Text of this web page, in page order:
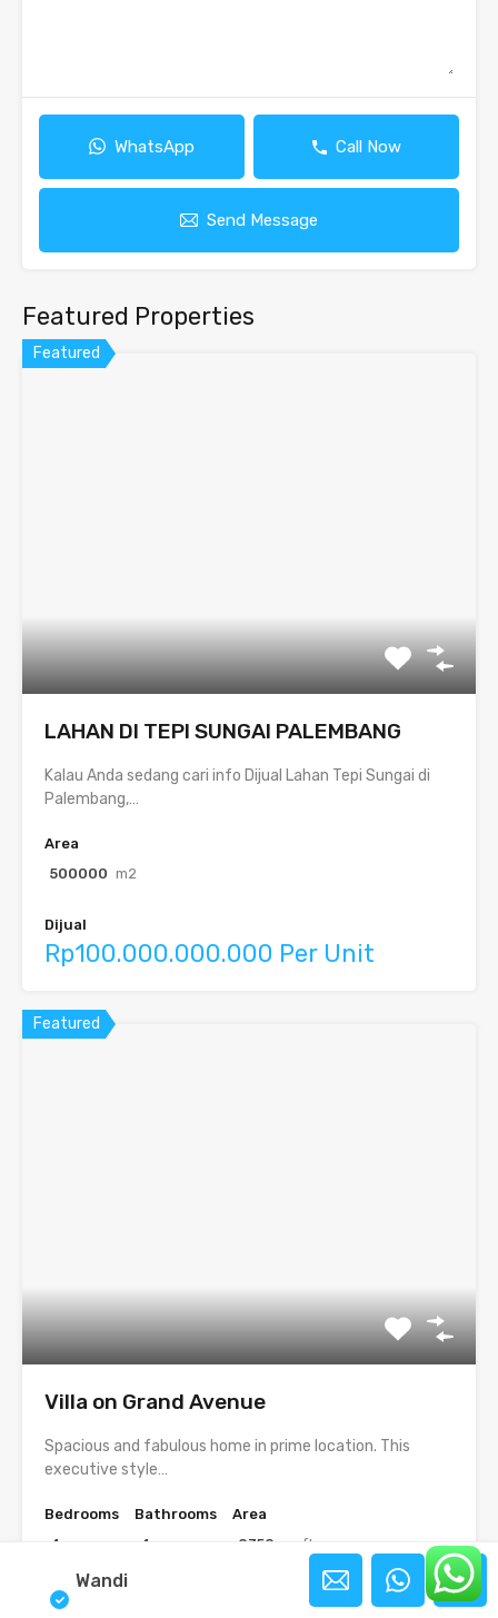
WhatsApp Call Now
Send Message
Featured Properties
Featured
LAHAN DI TEPI SUNGAI PALEMBANG
Kalau Anda sedang cari info Dijual Lahan Tepi Sungai di
Palembang,…
Area
500000 m2
Dijual
Rp100.000.000.000 Per Unit
Featured
Villa on Grand Avenue
Spacious and fabulous home in prime location. This
executive style…
Bedrooms
4
Bathrooms
4
Area
9350
sq ft
Disewa
Wandi